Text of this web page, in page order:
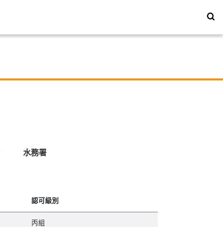
水務署
認可級別
丙組